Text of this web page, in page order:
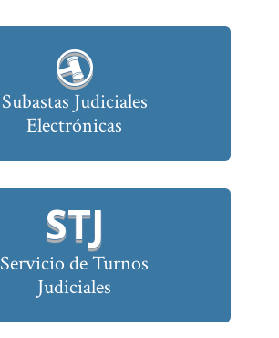
Subastas Judiciales
Electrónicas
STJ
Servicio de Turnos
Judiciales